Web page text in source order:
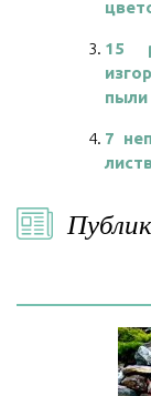
15
пыли
7